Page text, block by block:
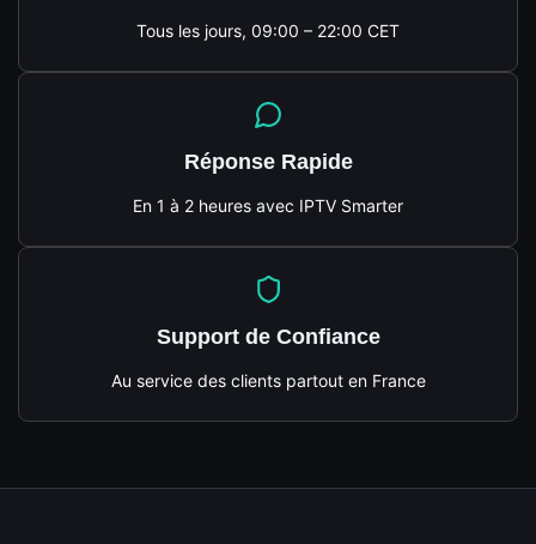
Tous les jours, 09:00 – 22:00 CET
Réponse Rapide
En 1 à 2 heures avec IPTV Smarter
Support de Confiance
Au service des clients partout en France